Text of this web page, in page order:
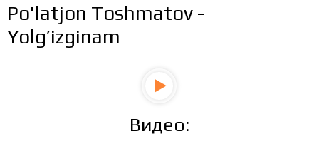
Po'latjon Toshmatov -
Yolg’izginam
Видео: